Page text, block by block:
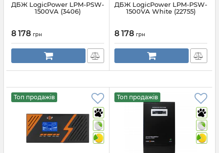
ДБЖ LogicPower LPM-PSW-
1500VA (3406)
8 178 грн
ДБЖ LogicPower LPM-PSW-
1500VA White (22755)
8 178 грн
Топ продажів Топ продажів